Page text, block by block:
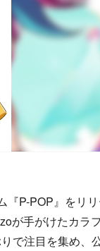
『P-POP』をリ
が手がけたカラ
で注目を集め、